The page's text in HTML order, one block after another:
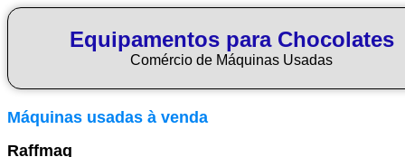
Equipamentos para Chocolates
Comércio de Máquinas Usadas
Máquinas usadas à venda
Raffmaq